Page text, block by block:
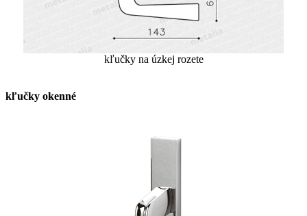
kľučky na úzkej rozete
kľučky okenné